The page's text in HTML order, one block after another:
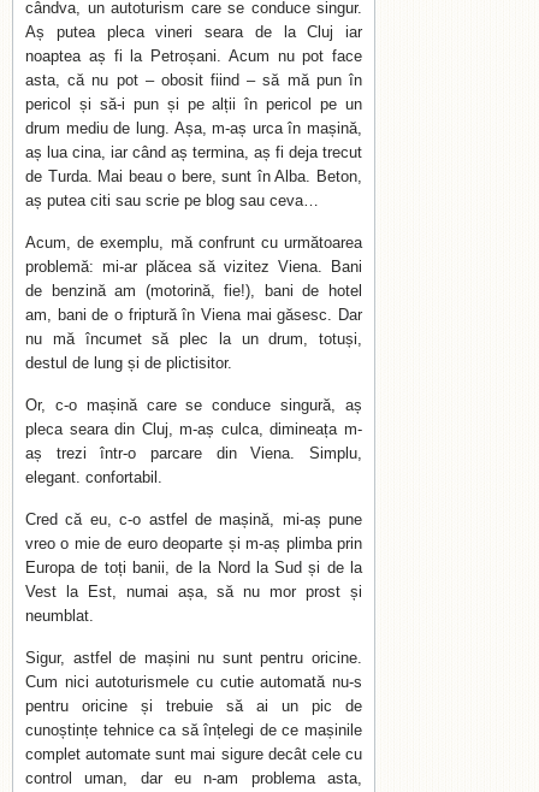
cândva, un autoturism care se conduce singur.
Aș putea pleca vineri seara de la Cluj iar
noaptea aș fi la Petroșani. Acum nu pot face
asta, că nu pot – obosit fiind – să mă pun în
pericol și să-i pun și pe alții în pericol pe un
drum mediu de lung. Așa, m-aș urca în mașină,
aș lua cina, iar când aș termina, aș fi deja trecut
de Turda. Mai beau o bere, sunt în Alba. Beton,
aș putea citi sau scrie pe blog sau ceva…
Acum, de exemplu, mă confrunt cu următoarea
problemă: mi-ar plăcea să vizitez Viena. Bani
de benzină am (motorină, fie!), bani de hotel
am, bani de o friptură în Viena mai găsesc. Dar
nu mă încumet să plec la un drum, totuși,
destul de lung și de plictisitor.
Or, c-o mașină care se conduce singură, aș
pleca seara din Cluj, m-aș culca, dimineața m-
aș trezi într-o parcare din Viena. Simplu,
elegant. confortabil.
Cred că eu, c-o astfel de mașină, mi-aș pune
vreo o mie de euro deoparte și m-aș plimba prin
Europa de toți banii, de la Nord la Sud și de la
Vest la Est, numai așa, să nu mor prost și
neumblat.
Sigur, astfel de mașini nu sunt pentru oricine.
Cum nici autoturismele cu cutie automată nu-s
pentru oricine și trebuie să ai un pic de
cunoștințe tehnice ca să înțelegi de ce mașinile
complet automate sunt mai sigure decât cele cu
control uman, dar eu n-am problema asta,